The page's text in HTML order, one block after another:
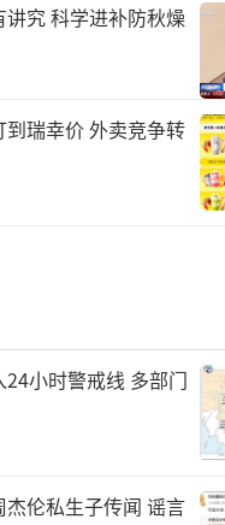
究 科学进补防秋燥
瑞幸价 外卖竞争转
小时警戒线 多部门
伦私生子传闻 谣言